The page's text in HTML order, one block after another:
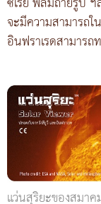
จะมีความสามารถ
อินฟราเรดสามาร
แว่นสุริยะของสมา